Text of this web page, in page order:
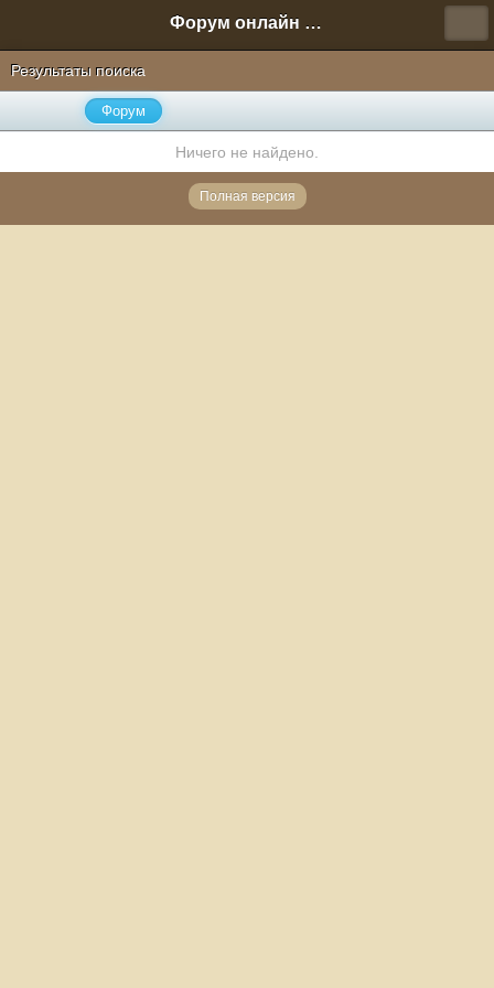
Форум онлайн игры "Новая Эра" (Нюра Биз)
Результаты поиска
Форум
Ничего не найдено.
Полная версия